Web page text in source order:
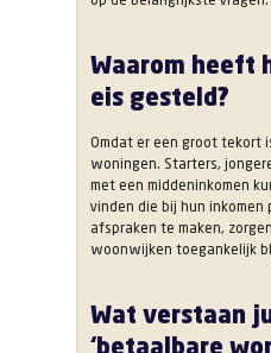
Waarom heeft
eis gesteld?
Omdat er een groot tekort
woningen. Starters,
met een middeninkomen
vinden die bij hun inkomen
afspraken te maken,
woonwijken toegankelijk
Wat verstaan
‘betaalbare